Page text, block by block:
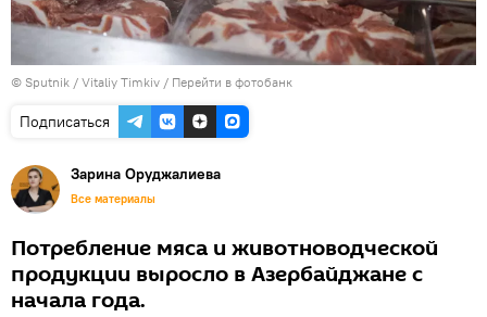
© Sputnik / Vitaliy Timkiv / Перейти в фотобанк
Подписаться
Зарина Оруджалиева
Все материалы
Потребление мяса и животноводческой
продукции выросло в Азербайджане с
начала года.